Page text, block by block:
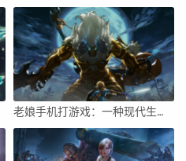
老娘手机打游戏：一种现代生活的娱乐方式